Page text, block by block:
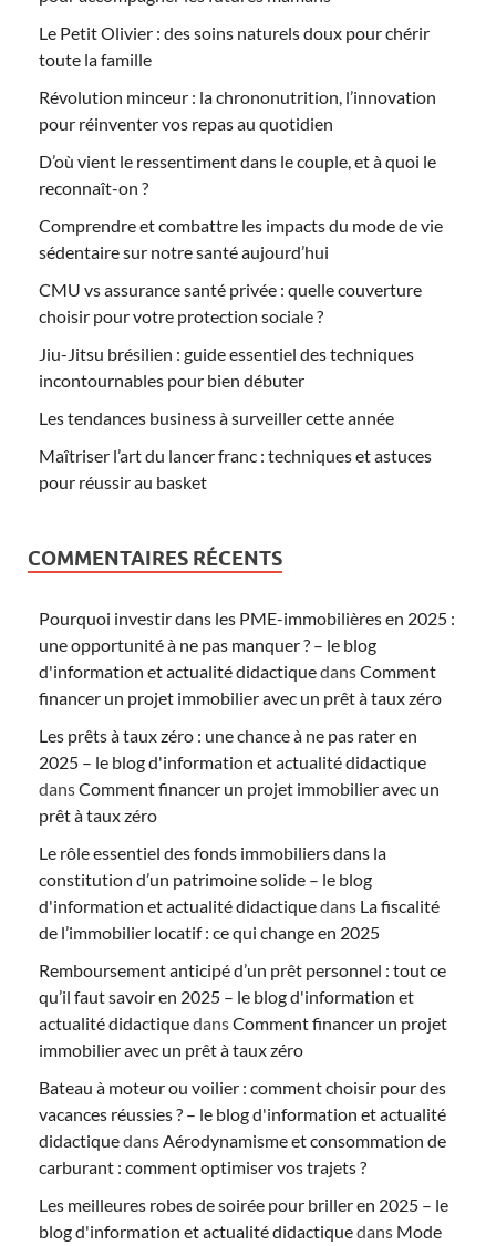
Le Petit Olivier : des soins naturels doux pour chérir
toute la famille
Révolution minceur : la chrononutrition, l’innovation
pour réinventer vos repas au quotidien
D’où vient le ressentiment dans le couple, et à quoi le
reconnaît-on ?
Comprendre et combattre les impacts du mode de vie
sédentaire sur notre santé aujourd’hui
CMU vs assurance santé privée : quelle couverture
choisir pour votre protection sociale ?
Jiu-Jitsu brésilien : guide essentiel des techniques
incontournables pour bien débuter
Les tendances business à surveiller cette année
Maîtriser l’art du lancer franc : techniques et astuces
pour réussir au basket
COMMENTAIRES RÉCENTS
Pourquoi investir dans les PME-immobilières en 2025 :
une opportunité à ne pas manquer ? – le blog
d'information et actualité didactiquedansComment
financer un projet immobilier avec un prêt à taux zéro
Les prêts à taux zéro : une chance à ne pas rater en
2025 – le blog d'information et actualité didactique
dansComment financer un projet immobilier avec un
prêt à taux zéro
Le rôle essentiel des fonds immobiliers dans la
constitution d’un patrimoine solide – le blog
d'information et actualité didactiquedans La fiscalité
de l’immobilier locatif : ce qui change en 2025
Remboursement anticipé d’un prêt personnel : tout ce
qu’il faut savoir en 2025 – le blog d'information et
actualité didactiquedansComment financer un projet
immobilier avec un prêt à taux zéro
Bateau à moteur ou voilier : comment choisir pour des
vacances réussies ? – le blog d'information et actualité
didactiquedans Aérodynamisme et consommation de
carburant : comment optimiser vos trajets ?
Les meilleures robes de soirée pour briller en 2025 – le
blog d'information et actualité didactiquedans Mode